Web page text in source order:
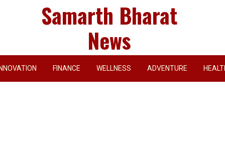
Samarth Bharat
News
INNOVATION FINANCE WELLNESS ADVENTURE